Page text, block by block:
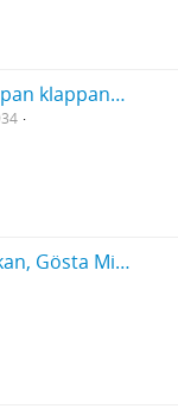
Selma Lagerlöf på en trappan klappandes en hund vid Grebbestads folkhögskola
Selma Lagerlöf, Sophie Elkan, Gösta Mittag-Leffler med flera på kamelritt